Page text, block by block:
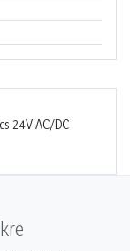
24V AC/DC